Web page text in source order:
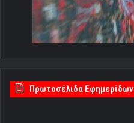
Πρωτοσέλιδα Εφημερίδων